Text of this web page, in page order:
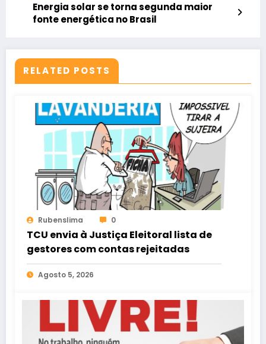
Energia solar se torna segunda maior
fonte energética no Brasil
RELATED POSTS
Rubenslima 0
TCU envia à Justiça Eleitoral lista de
gestores com contas rejeitadas
Agosto 5, 2026